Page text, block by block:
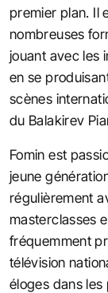
premier plan. Il
nombreuses
jouant avec les
en se
scènes
du Balakirev
Fomin est
jeune
régulièrement
masterclasses
fréquemment
télévision
éloges dans